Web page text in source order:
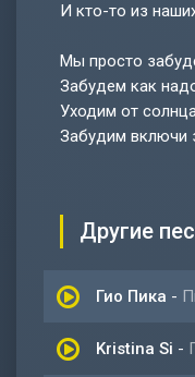
И кто-то из
Мы просто
Забудем как
Уходим от
Забудим включи
Другие
Гио Пика -
Kristina Si -